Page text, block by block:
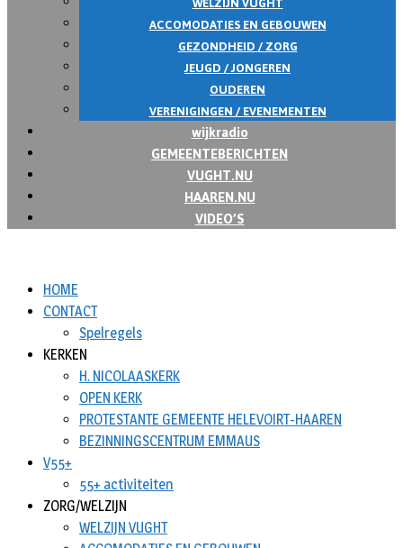
ACCOMODATIES EN GEBOUWEN
GEZONDHEID / ZORG
JEUGD / JONGEREN
OUDEREN
VERENIGINGEN / EVENEMENTEN
wijkradio
GEMEENTEBERICHTEN
VUGHT.NU
HAAREN.NU
VIDEO’S
HOME
CONTACT
Spelregels
KERKEN
H. NICOLAASKERK
OPEN KERK
PROTESTANTE GEMEENTE HELEVOIRT-HAAREN
BEZINNINGSCENTRUM EMMAUS
V55+
55+ activiteiten
ZORG/WELZIJN
WELZIJN VUGHT